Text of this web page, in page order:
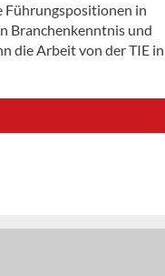
Führungspositionen in
Branchenkenntnis und
die Arbeit von der TIE in